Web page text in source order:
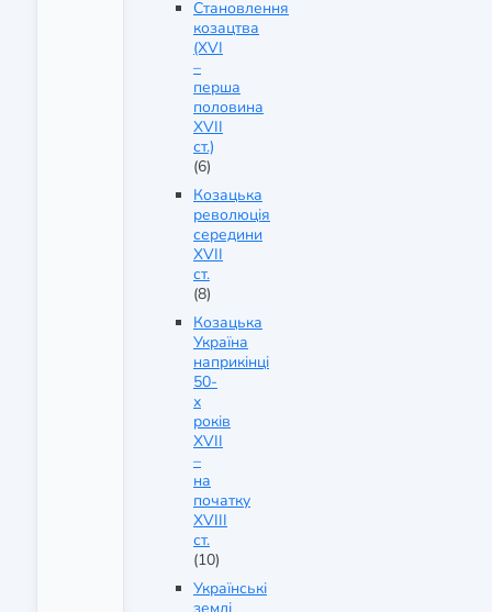
Становлення
козацтва
(XVI
–
перша
половина
XVII
ст.)
(6)
Козацька
революція
середини
XVII
ст.
(8)
Козацька
Україна
наприкінці
50-
х
років
XVII
–
на
початку
XVIII
ст.
(10)
Українські
землі